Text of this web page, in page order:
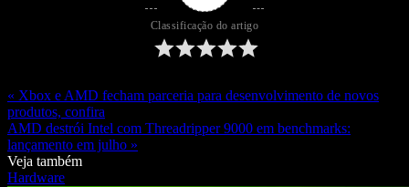
Classificação do artigo
« Xbox e AMD fecham parceria para desenvolvimento de novos
produtos, confira
AMD destrói Intel com Threadripper 9000 em benchmarks:
lançamento em julho »
Veja também
Hardware